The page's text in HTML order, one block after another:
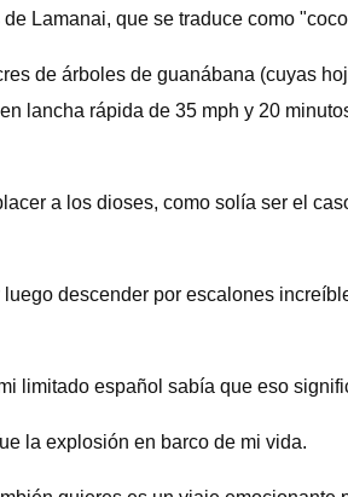
Lamanai, que se traduce como
de árboles de guanábana (cuyas
lancha rápida de 35 mph y 20
a los dioses, como solía ser el
descender por escalones
limitado español sabía que eso
la explosión en barco de mi vida.